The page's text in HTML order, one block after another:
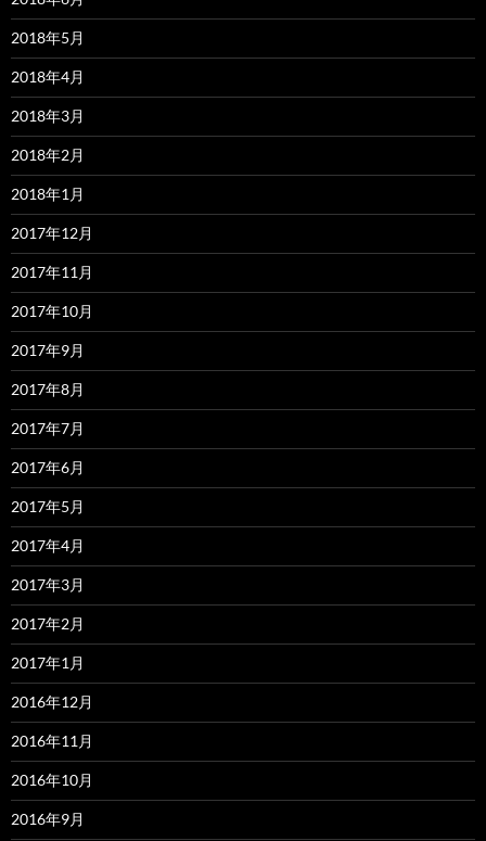
2018年5月
2018年4月
2018年3月
2018年2月
2018年1月
2017年12月
2017年11月
2017年10月
2017年9月
2017年8月
2017年7月
2017年6月
2017年5月
2017年4月
2017年3月
2017年2月
2017年1月
2016年12月
2016年11月
2016年10月
2016年9月